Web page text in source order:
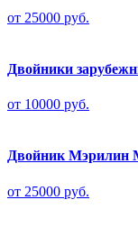
от 25000 руб.
Двойники
от 10000 руб.
Двойник Мэрилин
от 25000 руб.